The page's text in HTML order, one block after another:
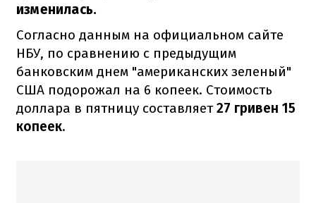
изменилась.
Согласно данным на официальном сайте
НБУ, по сравнению с предыдущим
банковским днем "американских зеленый"
США подорожал на 6 копеек. Стоимость
доллара в пятницу составляет27 гривен 15
копеек.